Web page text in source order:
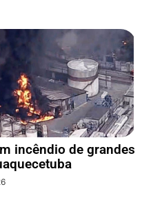
incêndio de grandes